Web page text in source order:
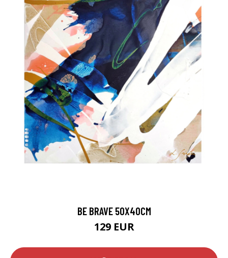
BE BRAVE 50X40CM
129 EUR